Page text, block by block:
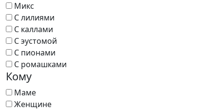
Микс
С лилиями
С каллами
С эустомой
С пионами
С ромашками
Кому
Маме
Женщине